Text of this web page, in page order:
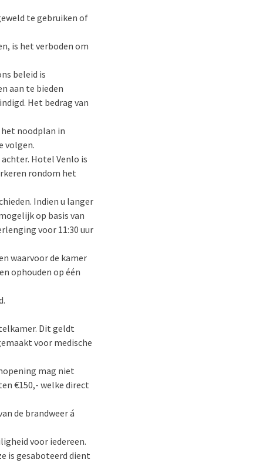
te gebruiken of
is het verboden om
beleid is
aan te bieden
Het bedrag van
noodplan in
volgen.
Hotel Venlo is
rondom het
Indien u langer
op basis van
voor 11:30 uur
waarvoor de kamer
ophouden op één
Dit geldt
voor medische
mag niet
€150,- welke direct
de brandweer á
voor iedereen.
is gesaboteerd dient